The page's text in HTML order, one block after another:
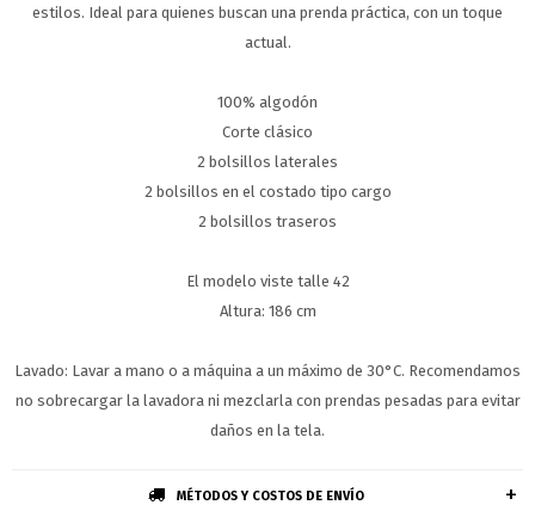
estilos. Ideal para quienes buscan una prenda práctica, con un toque
actual.
100% algodón
Corte clásico
2 bolsillos laterales
2 bolsillos en el costado tipo cargo
2 bolsillos traseros
El modelo viste talle 42
Altura: 186 cm
Lavado: Lavar a mano o a máquina a un máximo de 30°C. Recomendamos
no sobrecargar la lavadora ni mezclarla con prendas pesadas para evitar
daños en la tela.
MÉTODOS Y COSTOS DE ENVÍO